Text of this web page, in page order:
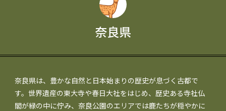
奈良県
奈良県は、豊かな自然と日本始まりの歴史が息づく古都で
す。世界遺産の東大寺や春日大社をはじめ、歴史ある寺社仏
閣が緑の中に佇み、奈良公園のエリアでは鹿たちが穏やかに